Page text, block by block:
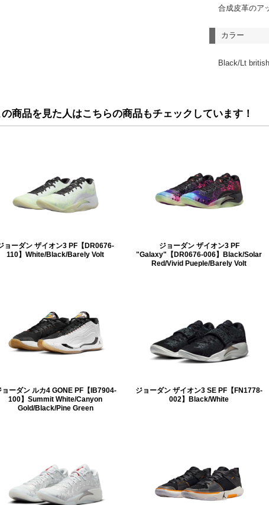
合成皮革のア
カラー
Black/Lt
商品を見た人はこちらの商品もチェックしています！
ョーダン ザイオン3 PF【DR0676-
110】White/Black/Barely Volt
ジョーダン ザイオン3 PF
"Galaxy"【DR0676-006】Black/Solar
Red/Vivid Pueple/Barely Volt
ョーダン ルカ4 GONE PF【IB7904-
100】Summit White/Canyon
Gold/Black/Pine Green
ジョーダン ザイオン3 SE PF【FN1778-
002】Black/White